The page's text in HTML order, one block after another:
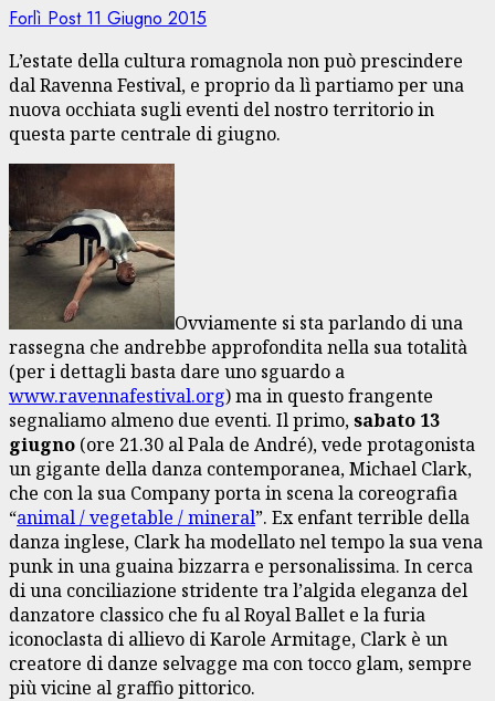
Forlì Post 11 Giugno 2015
L’estate della cultura romagnola non può prescindere
dal Ravenna Festival, e proprio da lì partiamo per una
nuova occhiata sugli eventi del nostro territorio in
questa parte centrale di giugno.
Ovviamente si sta parlando di una
rassegna che andrebbe approfondita nella sua totalità
(per i dettagli basta dare uno sguardo a
www.ravennafestival.org) ma in questo frangente
segnaliamo almeno due eventi. Il primo,sabato 13
giugno (ore 21.30 al Pala de André), vede protagonista
un gigante della danza contemporanea, Michael Clark,
che con la sua Company porta in scena la coreografia
“animal / vegetable / mineral”. Ex enfant terrible della
danza inglese, Clark ha modellato nel tempo la sua vena
punk in una guaina bizzarra e personalissima. In cerca
di una conciliazione stridente tra l’algida eleganza del
danzatore classico che fu al Royal Ballet e la furia
iconoclasta di allievo di Karole Armitage, Clark è un
creatore di danze selvagge ma con tocco glam, sempre
più vicine al graffio pittorico.